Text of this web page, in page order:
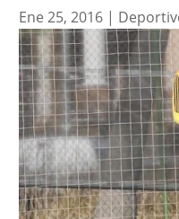
Ene 25, 2016|